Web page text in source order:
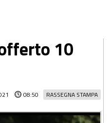
10
RASSEGNA STAMPA
08:50